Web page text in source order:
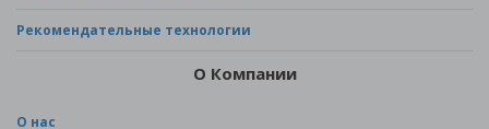
Рекомендательные технологии
О Компании
О нас